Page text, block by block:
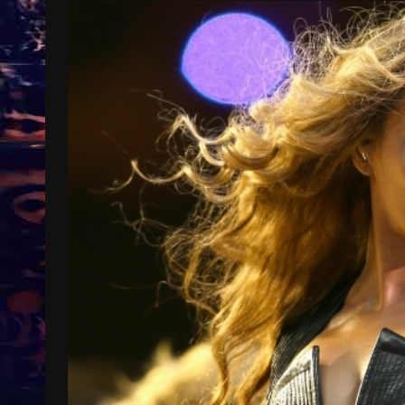
Treinkaartjes worden duurder,
abonnementen verdwijnen
9 months ago